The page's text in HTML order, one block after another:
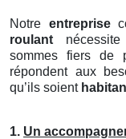
Notre entreprise
roulant
sommes fiers de
répondent aux
qu’ils soient
1. Un